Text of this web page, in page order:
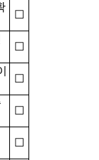
☐
☐
☐
☐
☐